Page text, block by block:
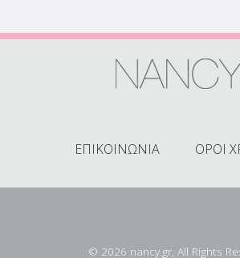
ΕΠΙΚΟΙΝΩΝΙΑ ΟΡΟΙ
© 2026 nancy.gr, All Rights